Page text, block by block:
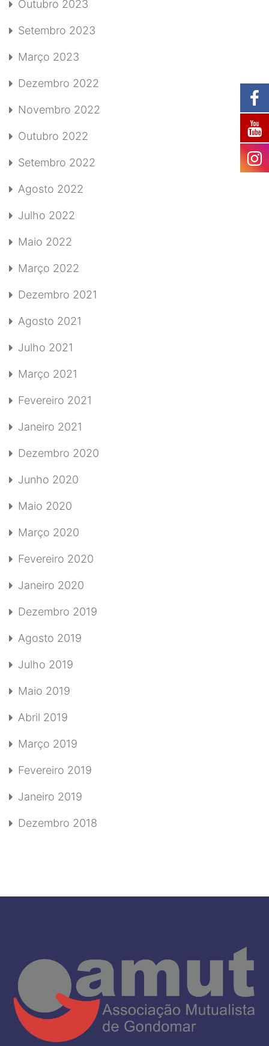
Outubro 2023
Setembro 2023
Março 2023
Dezembro 2022
Novembro 2022
Outubro 2022
Setembro 2022
Agosto 2022
Julho 2022
Maio 2022
Março 2022
Dezembro 2021
Agosto 2021
Julho 2021
Março 2021
Fevereiro 2021
Janeiro 2021
Dezembro 2020
Junho 2020
Maio 2020
Março 2020
Fevereiro 2020
Janeiro 2020
Dezembro 2019
Agosto 2019
Julho 2019
Maio 2019
Abril 2019
Março 2019
Fevereiro 2019
Janeiro 2019
Dezembro 2018